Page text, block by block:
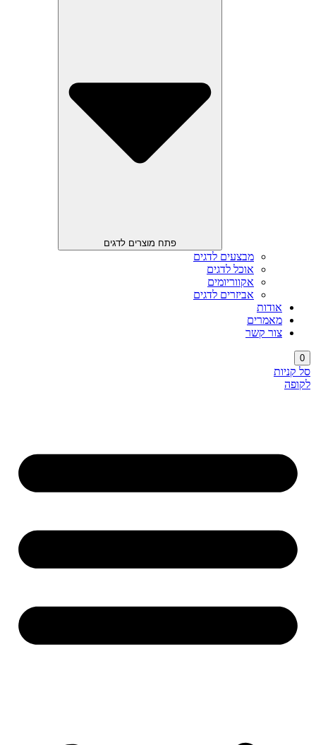
פתח מוצרים לדגים
מבצעים לדגים
אוכל לדגים
אקווריומים
אביזרים לדגים
אודות
מאמרים
צור קשר
0
סל קניות
לקופה